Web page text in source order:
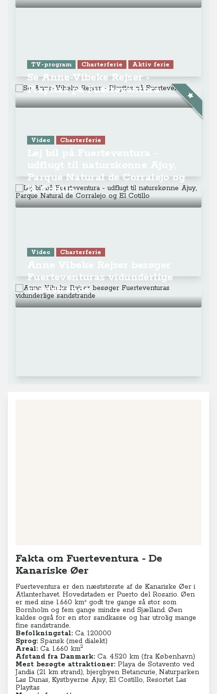
TV-program Charterferie Aktiv ferie
Se Anne-Vibeke Rejser -
Playitas på Fuerteventura
Video Charterferie
Parque Natural de Corralejo og
El Cotillo
Video Charterferie
Fuerteventuras vidunderlige
sandstrande
Fakta om Fuerteventura - De
Kanariske Øer
Fuerteventura er den næststørste af de Kanariske Øer i
Atlanterhavet. Hovedstaden er Puerto del Rosario. Øen
er med sine 1.660 km² godt tre gange så stor som
Bornholm og fem gange mindre end Sjælland. Øen
kaldes også for en stor sandkasse og har utrolig mange
fine sandstrande.
Befolkningstal: Ca. 120.000
Sprog: Spansk (med dialekt)
Areal: Ca. 1.660 km2
Afstand fra Danmark: Ca. 4.520 km (fra København)
Mest besøgte attraktioner: Playa de Sotavento ved
Jandia (21 km strand), bjergbyen Betancurie, Naturparken
Las Dunas, Kystbyerne Ajuy, El Costillo, Resortet Las
Playitas